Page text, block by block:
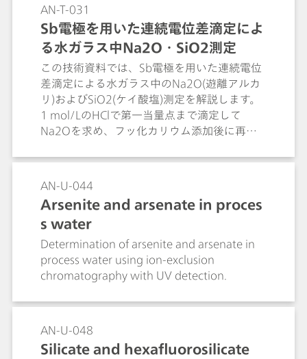
えます。
AN-T-031
Sb電極を用いた連続電位差滴定によ
る水ガラス中Na2O・SiO2測定
この技術資料では、Sb電極を用いた連続電位
差滴定による水ガラス中のNa2O(遊離アルカ
リ)およびSiO2(ケイ酸塩)測定を解説します。
1 mol/LのHClで第一当量点まで滴定して
Na2Oを求め、フッ化カリウム添加後に再度
9.53%、SiO2 30.00%という測定結果を紹介
AN-U-044
Arsenite and arsenate in proces
s water
Determination of arsenite and arsenate in
process water using ion-exclusion
chromatography with UV detection.
AN-U-048
Silicate and hexafluorosilicate